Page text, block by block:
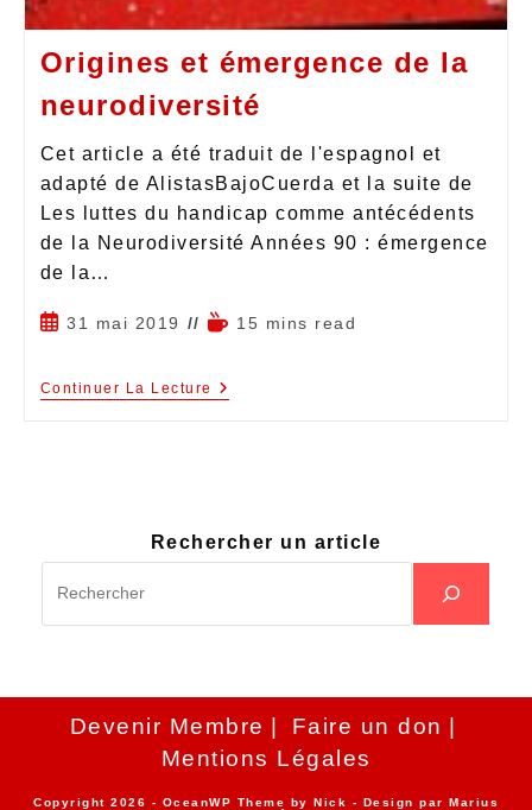
Origines et émergence de la
neurodiversité
Cet article a été traduit de l'espagnol et
adapté de AlistasBajoCuerda et la suite de
Les luttes du handicap comme antécédents
de la Neurodiversité Années 90 : émergence
de la…
31 mai 2019 15 mins read
Continuer La Lecture
Rechercher un article
Devenir Membre
Faire un don
Mentions Légales
Copyright 2026 - OceanWP Theme by Nick - Design par Marius